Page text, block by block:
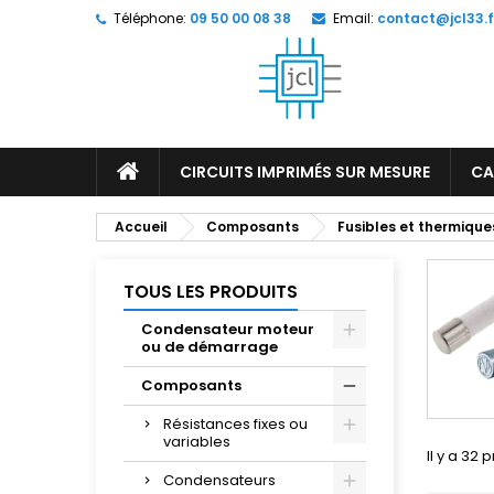
Téléphone: 09 50 00 08 38 Email:
CIRCUITS IMPRIMÉS SUR MESURE
Accueil Composants Fusibles et
TOUS LES PRODUITS
Condensateur moteur
ou de démarrage
Composants
Résistances fixes ou
variables
Condensateurs
Il y a 32